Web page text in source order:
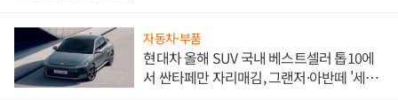
자동차·부품
현대차 올해 SUV 국내 베스트셀러 톱10에
서 싼타페만 자리매김, 그랜저·아반떼 '세단